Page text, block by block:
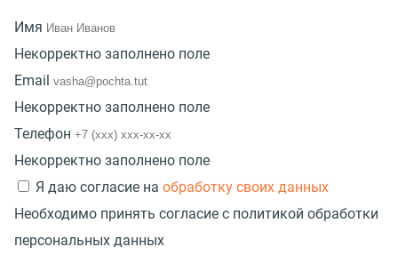
Имя
Некорректно заполнено поле
Email
Некорректно заполнено поле
Телефон
Некорректно заполнено поле
Я даю согласие на обработку своих данных
Необходимо принять согласие с политикой обработки
персональных данных